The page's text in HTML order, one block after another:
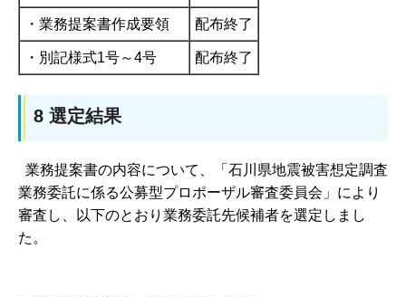
・業務提案書作成要領 配布終了
・別記様式1号～4号 配布終了
8 選定結果
業務提案書の内容について、「石川県地震被害想定調査
業務委託に係る公募型プロポーザル審査委員会」により
審査し、以下のとおり業務委託先候補者を選定しまし
た。